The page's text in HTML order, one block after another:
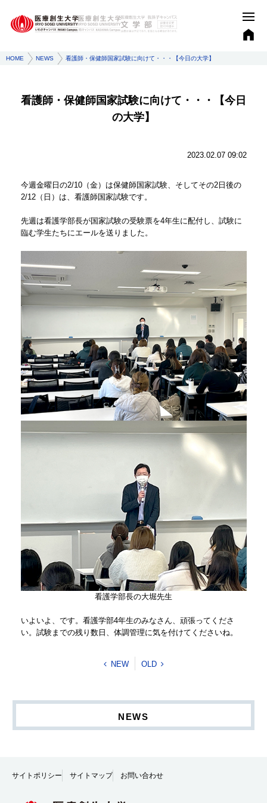
HOME NEWS 看護師・保健師国家試験に向けて・・・【今日の大学】
看護師・保健師国家試験に向けて・・・【今日
の大学】
2023.02.07 09:02
今週金曜日の2/10（金）は保健師国家試験、そしてその2日後の
2/12（日）は、看護師国家試験です。
先週は看護学部長が国家試験の受験票を4年生に配付し、試験に
臨む学生たちにエールを送りました。
看護学部長の大堀先生
いよいよ、です。看護学部4年生のみなさん、頑張ってくださ
い。試験までの残り数日、体調管理に気を付けてくださいね。
NEW OLD
NEWS
サイトポリシー サイトマップ お問い合わせ